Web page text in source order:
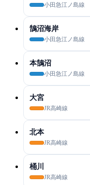
小田急江ノ島線
鵠沼海岸
小田急江ノ島線
本鵠沼
小田急江ノ島線
大宮
JR高崎線
北本
JR高崎線
桶川
JR高崎線